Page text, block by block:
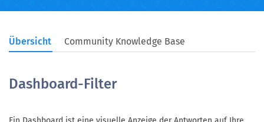
Übersicht Community Knowledge Base
Dashboard-Filter